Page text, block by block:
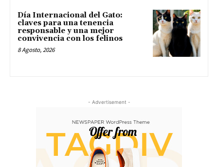
Día Internacional del Gato:
claves para una tenencia
responsable y una mejor
convivencia con los felinos
8 Agosto, 2026
- Advertisement -